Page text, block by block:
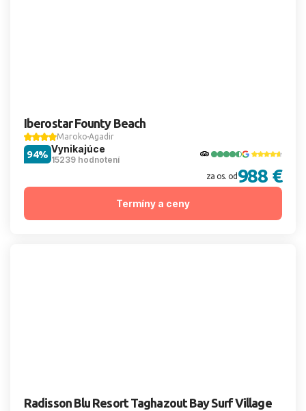
Iberostar Founty Beach
Maroko Agadir
Vynikajúce
15239 hodnotení
94%
za os. od 988 €
Termíny a ceny
Radisson Blu Resort Taghazout Bay Surf Village